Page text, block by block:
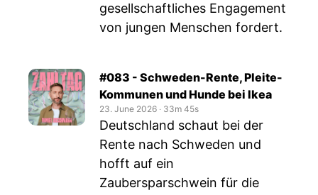
gesellschaftliches Engagement
von jungen Menschen fordert.
#083 - Schweden-Rente, Pleite-
Kommunen und Hunde bei Ikea
23. June 2026 ‧ 33m 45s
Deutschland schaut bei der
Rente nach Schweden und
hofft auf ein
Zaubersparschwein für die